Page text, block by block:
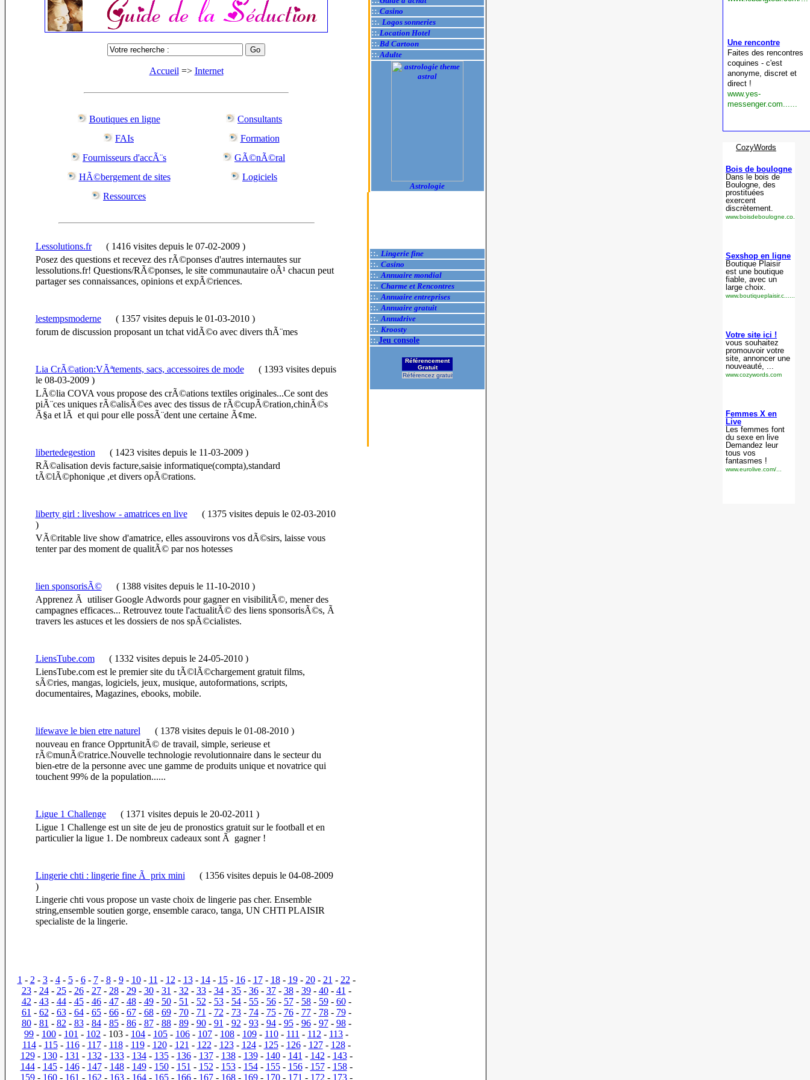
Accueil=> Internet
Boutiques en ligne
Consultants
FAIs
Formation
Fournisseurs d'accÃ¨s
GÃ©nÃ©ral
HÃ©bergement de sites
Logiciels
Ressources
Lessolutions.fr(1416 visites depuis le 07-02-2009)
Posez des questions et recevez des rÃ©ponses d'autres internautes sur
lessolutions.fr! Questions/RÃ©ponses, le site communautaire oÃ¹ chacun peut
partager ses connaissances, opinions et expÃ©riences.
lestempsmoderne(1357 visites depuis le 01-03-2010)
forum de discussion proposant un tchat vidÃ©o avec divers thÃ¨mes
Lia CrÃ©ation:VÃªtements, sacs, accessoires de mode(1393 visites depuis
le 08-03-2009)
LÃ©lia COVA vous propose des crÃ©ations textiles originales...Ce sont des
piÃ¨ces uniques rÃ©alisÃ©es avec des tissus de rÃ©cupÃ©ration,chinÃ©s
Ã§a et lÃ et qui pour elle possÃ¨dent une certaine Ã¢me.
libertedegestion(1423 visites depuis le 11-03-2009)
RÃ©alisation devis facture,saisie informatique(compta),standard
tÃ©lÃ©phonique ,et divers opÃ©rations.
liberty girl : liveshow - amatrices en live(1375 visites depuis le 02-03-2010
)
VÃ©ritable live show d'amatrice, elles assouvirons vos dÃ©sirs, laisse vous
tenter par des moment de qualitÃ© par nos hotesses
lien sponsorisÃ©(1388 visites depuis le 11-10-2010)
Apprenez Ã utiliser Google Adwords pour gagner en visibilitÃ©, mener des
campagnes efficaces... Retrouvez toute l'actualitÃ© des liens sponsorisÃ©s, Ã
travers les astuces et les dossiers de nos spÃ©cialistes.
LiensTube.com(1332 visites depuis le 24-05-2010)
LiensTube.com est le premier site du tÃ©lÃ©chargement gratuit films,
sÃ©ries, mangas, logiciels, jeux, musique, autoformations, scripts,
documentaires, Magazines, ebooks, mobile.
lifewave le bien etre naturel(1378 visites depuis le 01-08-2010)
nouveau en france OpprtunitÃ© de travail, simple, serieuse et
rÃ©munÃ©ratrice.Nouvelle technologie revolutionnaire dans le secteur du
bien-etre de la personne avec une gamme de produits unique et novatrice qui
touchent 99% de la population......
Ligue 1 Challenge(1371 visites depuis le 20-02-2011 )
Ligue 1 Challenge est un site de jeu de pronostics gratuit sur le football et en
particulier la ligue 1. De nombreux cadeaux sont Ã gagner !
Lingerie chti : lingerie fine Ã prix mini(1356 visites depuis le 04-08-2009
)
Lingerie chti vous propose un vaste choix de lingerie pas cher. Ensemble
string,ensemble soutien gorge, ensemble caraco, tanga, UN CHTI PLAISIR
specialiste de la lingerie.
1 - 2- 3- 4- 5- 6- 7- 8- 9- 10- 11 - 12- 13- 14- 15- 16- 17- 18- 19- 20- 21 - 22-
23- 24- 25- 26- 27- 28- 29- 30- 31 - 32- 33- 34- 35- 36- 37- 38- 39- 40- 41 -
42- 43- 44- 45- 46- 47- 48- 49- 50- 51 - 52- 53- 54- 55- 56- 57- 58- 59- 60-
61 - 62- 63- 64- 65- 66- 67- 68- 69- 70- 71 - 72- 73- 74- 75- 76- 77- 78- 79-
80- 81 - 82- 83- 84- 85- 86- 87- 88- 89- 90- 91 - 92- 93- 94- 95- 96- 97- 98-
99 - 100 - 101 - 102 - 103 - 104 - 105 - 106 - 107 - 108 - 109 - 110 - 111 - 112 - 113 -
114- 115- 116- 117- 118- 119- 120- 121 - 122- 123- 124- 125- 126- 127- 128-
129- 130- 131 - 132- 133- 134- 135- 136- 137- 138- 139- 140- 141 - 142- 143-
144- 145- 146- 147- 148- 149- 150- 151 - 152- 153- 154- 155- 156- 157- 158-
159- 160- 161 - 162 - 163- 164- 165- 166- 167- 168- 169- 170- 171 - 172 - 173-
::.Casino
::. Logos sonneries
::.Location Hotel
::.Bd Cartoon
::.Adulte
Astrologie
::. Lingerie fine
::. Casino
::.Annuaire mondial
::. Charme et Rencontres
::.Annuaire entreprises
::.Annuaire gratuit
::.Annudrive
::. Kroosty
::.Jeu console
Référencement
Gratuit
Référencez gratuitement votre site.